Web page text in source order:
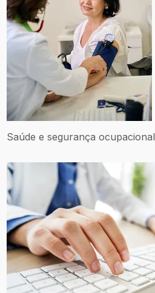
Saúde e segurança ocupacional